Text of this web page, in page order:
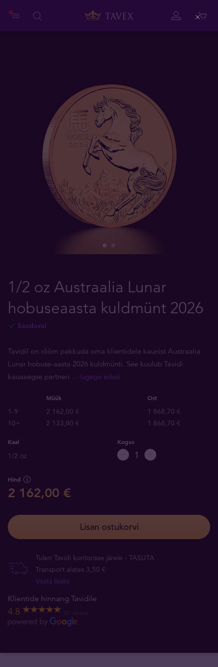
1/2 oz Austraalia Lunar
hobuseaasta kuldmünt 2026
Saadaval
Tavidil on rõõm pakkuda oma klientidele kaunist Austraalia
Lunar hobuse-aasta 2026 kuldmünti. See kuulub Tavidi
kauaaegse partneri ... lugege edasi
Müük Ost
1-9 2 162,00 €
1 868,70 €
10+
2 133,80 € 1 868,70 €
Kaal
1/2 oz
Kogus
Hind
2 162,00 €
Lisan ostukorvi
Tulen Tavidi kontorisse järele - TASUTA
Transport alates 3,50 €
Vaata lisaks
Klientide hinnang Tavidile
4.8
Close